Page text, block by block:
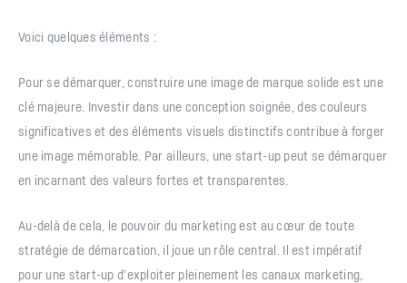
Voici quelques éléments :
Pour se démarquer, construire une image de marque solide est une
clé majeure. Investir dans une conception soignée, des couleurs
significatives et des éléments visuels distinctifs contribue à forger
une image mémorable. Par ailleurs, une start-up peut se démarquer
en incarnant des valeurs fortes et transparentes.
Au-delà de cela, le pouvoir du marketing est au cœur de toute
stratégie de démarcation, il joue un rôle central. Il est impératif
pour une start-up d’exploiter pleinement les canaux marketing,